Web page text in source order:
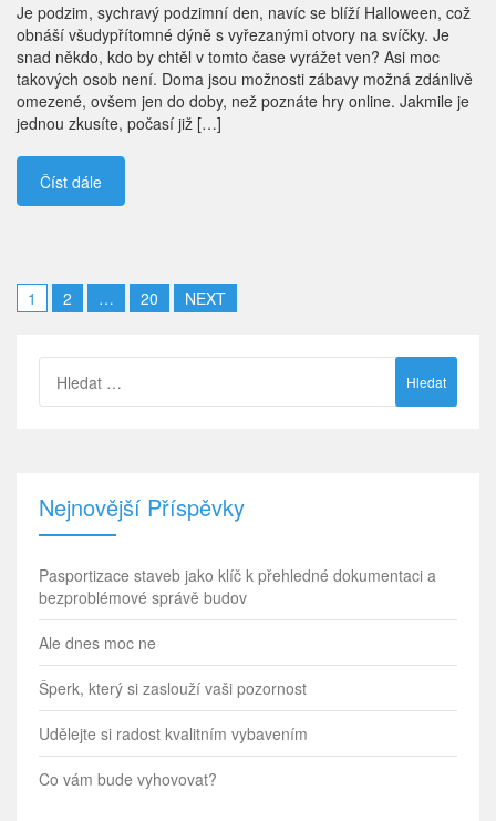
Je podzim, sychravý podzimní den, navíc se blíží Halloween, což
obnáší všudypřítomné dýně s vyřezanými otvory na svíčky. Je
snad někdo, kdo by chtěl v tomto čase vyrážet ven? Asi moc
takových osob není. Doma jsou možnosti zábavy možná zdánlivě
omezené, ovšem jen do doby, než poznáte hry online. Jakmile je
jednou zkusíte, počasí již […]
Číst dále
Stránkování
1 2 … 20 NEXT
Nejnovější Příspěvky
Pasportizace staveb jako klíč k přehledné dokumentaci a
bezproblémové správě budov
Ale dnes moc ne
Šperk, který si zaslouží vaši pozornost
Udělejte si radost kvalitním vybavením
Co vám bude vyhovovat?